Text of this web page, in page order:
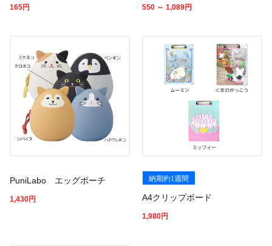
165円 550 ～ 1,089円
PuniLabo エッグポーチ
1,430円
納期約1週間
A4クリップボード
1,980円